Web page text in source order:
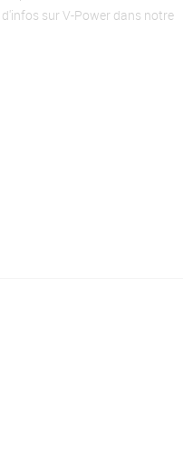
sur V-Power dans notre